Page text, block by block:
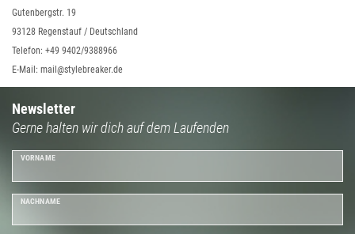
Gutenbergstr. 19
93128 Regenstauf / Deutschland
Telefon: +49 9402/9388966
E-Mail: mail@stylebreaker.de
Newsletter
Gerne halten wir dich auf dem Laufenden
VORNAME
NACHNAME